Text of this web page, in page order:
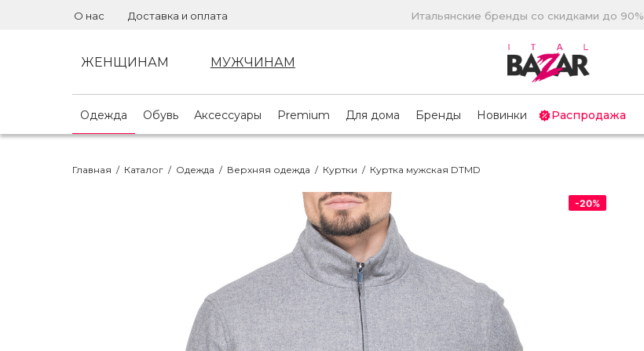
О нас Доставка и оплата Итальянские бренды со скидками до 90%
ЖЕНЩИНАМ МУЖЧИНАМ
Одежда Обувь Аксессуары Premium Для дома Бренды Новинки Распродажа
Главная / Каталог / Одежда / Верхняя одежда / Куртки / Куртка мужская DTMD
-20%